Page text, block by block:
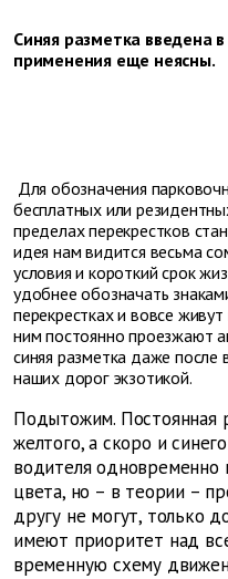
Синяя разметка введена
применения еще неясны.
Для обозначения
бесплатных или
пределах перекрестков
идея нам видится весьма
условия и короткий срок
удобнее обозначать
перекрестках и вовсе
ним постоянно проезжают
синяя разметка даже
наших дорог экзотикой.
Подытожим. Постоянная
желтого, а скоро и
водителя одновременно
цвета, но – в теории –
другу не могут, только
имеют приоритет над
временную схему